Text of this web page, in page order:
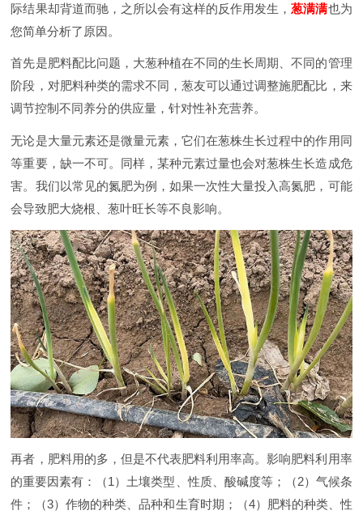
际结果却背道而驰，之所以会有这样的反作用发生，葱满满也为
您简单分析了原因。
首先是肥料配比问题，大葱种植在不同的生长周期、不同的管理
阶段，对肥料种类的需求不同，葱友可以通过调整施肥配比，来
调节控制不同养分的供应量，针对性补充营养。
无论是大量元素还是微量元素，它们在葱株生长过程中的作用同
等重要，缺一不可。同样，某种元素过量也会对葱株生长造成危
害。我们以常见的氮肥为例，如果一次性大量投入高氮肥，可能
会导致肥大烧根、葱叶旺长等不良影响。
再者，肥料用的多，但是不代表肥料利用率高。影响肥料利用率
的重要因素有：（1）土壤类型、性质、酸碱度等；（2）气候条
件；（3）作物的种类、品种和生育时期；（4）肥料的种类、性